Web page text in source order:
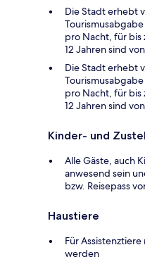
Die Stadt erhebt
pro Nacht, für
12 Jahren sind
Die Stadt erhebt
pro Nacht, für
12 Jahren sind
Kinder- und
Alle Gäste, auch
anwesend sein
bzw. Reisepass
Haustiere
Für
werden